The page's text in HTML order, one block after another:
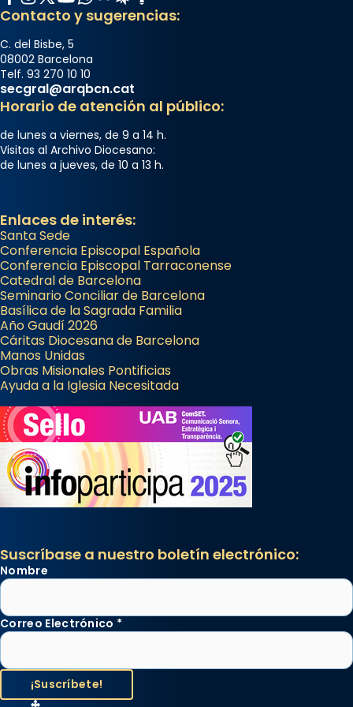
Contacto y sugerencias:
C. del Bisbe, 5
08002 Barcelona
Telf. 93 270 10 10
secgral@arqbcn.cat
Horario de atención al público:
de lunes a viernes, de 9 a 14 h.
Visitas al Archivo Diocesano:
de lunes a jueves, de 10 a 13 h.
Enlaces de interés:
Santa Sede
Conferencia Episcopal Española
Conferencia Episcopal Tarraconense
Catedral de Barcelona
Seminario Conciliar de Barcelona
Basílica de la Sagrada Familia
Año Gaudí 2026
Cáritas Diocesana de Barcelona
Manos Unidas
Obras Misionales Pontificias
Ayuda a la Iglesia Necesitada
Suscríbase a nuestro boletín electrónico:
Nombre
Correo Electrónico *